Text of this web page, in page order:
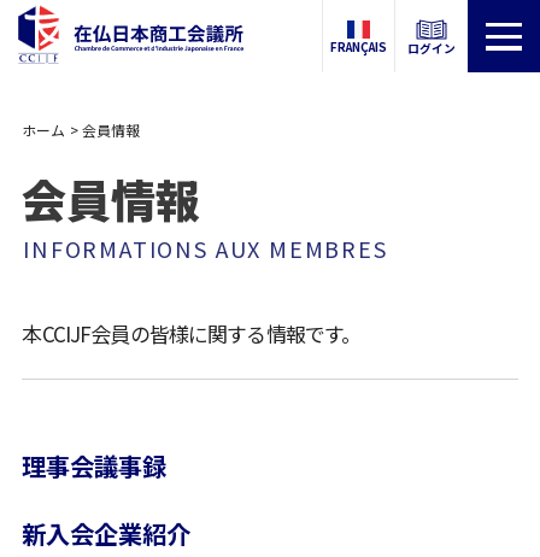
FRANÇAIS ログイン
ホーム 会員情報
会員情報
INFORMATIONS AUX MEMBRES
本CCIJF会員の皆様に関する情報です。
理事会議事録
新入会企業紹介